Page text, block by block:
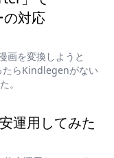
対応
画を変換しようと
らKindlegenがない
。
運用してみた